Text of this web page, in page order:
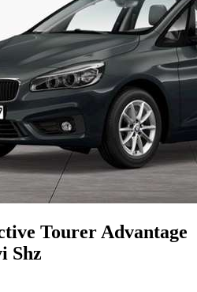
Tourer Advantage
Shz